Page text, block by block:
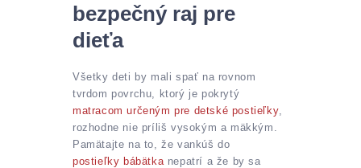
bezpečný raj pre
dieťa
Všetky deti by mali spať na rovnom
tvrdom povrchu, ktorý je pokrytý
matracom určeným pre detské postieľky
rozhodne nie príliš vysokým a mäkkým.
Pamätajte na to, že vankúš do
postieľky bábätka nepatrí a že by sa